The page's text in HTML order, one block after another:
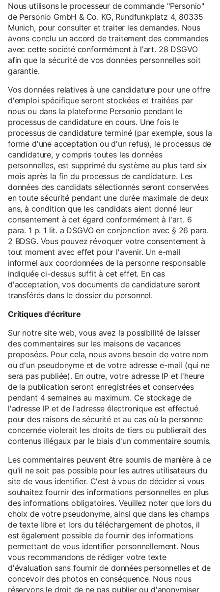
Nous utilisons le processeur de commande "Personio"
de Personio GmbH & Co. KG, Rundfunkplatz 4, 80335
Munich, pour consulter et traiter les demandes. Nous
avons conclu un accord de traitement des commandes
avec cette société conformément à l'art. 28 DSGVO
afin que la sécurité de vos données personnelles soit
garantie.
Vos données relatives à une candidature pour une offre
d'emploi spécifique seront stockées et traitées par
nous ou dans la plateforme Personio pendant le
processus de candidature en cours. Une fois le
processus de candidature terminé (par exemple, sous la
forme d'une acceptation ou d'un refus), le processus de
candidature, y compris toutes les données
personnelles, est supprimé du système au plus tard six
mois après la fin du processus de candidature. Les
données des candidats sélectionnés seront conservées
en toute sécurité pendant une durée maximale de deux
ans, à condition que les candidats aient donné leur
consentement à cet égard conformément à l'art. 6
para. 1 p. 1 lit. a DSGVO en conjonction avec § 26 para.
2 BDSG. Vous pouvez révoquer votre consentement à
tout moment avec effet pour l'avenir. Un e-mail
informel aux coordonnées de la personne responsable
indiquée ci-dessus suffit à cet effet. En cas
d'acceptation, vos documents de candidature seront
transférés dans le dossier du personnel.
Critiques d'écriture
Sur notre site web, vous avez la possibilité de laisser
des commentaires sur les maisons de vacances
proposées. Pour cela, nous avons besoin de votre nom
ou d'un pseudonyme et de votre adresse e-mail (qui ne
sera pas publiée). En outre, votre adresse IP et l'heure
de la publication seront enregistrées et conservées
pendant 4 semaines au maximum. Ce stockage de
l'adresse IP et de l'adresse électronique est effectué
pour des raisons de sécurité et au cas où la personne
concernée violerait les droits de tiers ou publierait des
contenus illégaux par le biais d'un commentaire soumis.
Les commentaires peuvent être soumis de manière à ce
qu'il ne soit pas possible pour les autres utilisateurs du
site de vous identifier. C'est à vous de décider si vous
souhaitez fournir des informations personnelles en plus
des informations obligatoires. Veuillez noter que lors du
choix de votre pseudonyme, ainsi que dans les champs
de texte libre et lors du téléchargement de photos, il
est également possible de fournir des informations
permettant de vous identifier personnellement. Nous
vous recommandons de rédiger votre texte
d'évaluation sans fournir de données personnelles et de
concevoir des photos en conséquence. Nous nous
réservons le droit de ne pas publier ou d'anonymiser